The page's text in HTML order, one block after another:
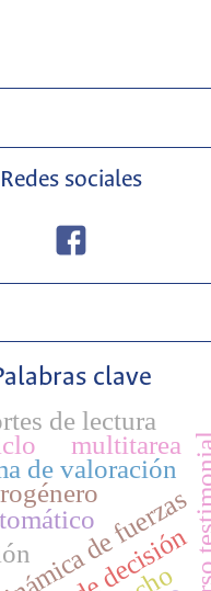
Redes sociales
clave
de fuerzas
de valoración
multitarea
de lectura